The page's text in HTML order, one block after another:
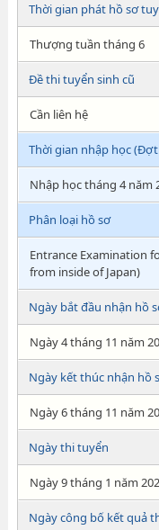
Thời gian phát hồ sơ
Thượng tuần tháng 6
Đề thi tuyển sinh cũ
Cần liên hệ
Thời gian nhập học
Nhập học tháng 4 năm
Phân loại hồ sơ
Entrance Examination
from inside of Japan)
Ngày bắt đầu nhận hồ
Ngày 4 tháng 11 năm
Ngày kết thúc nhận hồ
Ngày 6 tháng 11 năm
Ngày thi tuyển
Ngày 9 tháng 1 năm
Ngày công bố kết quả